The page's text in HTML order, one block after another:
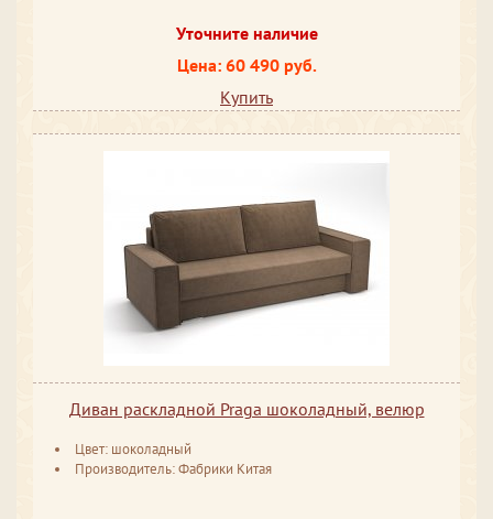
Уточните наличие
Цена: 60 490 руб.
Купить
Диван раскладной Praga шоколадный, велюр
Цвет: шоколадный
Производитель: Фабрики Китая